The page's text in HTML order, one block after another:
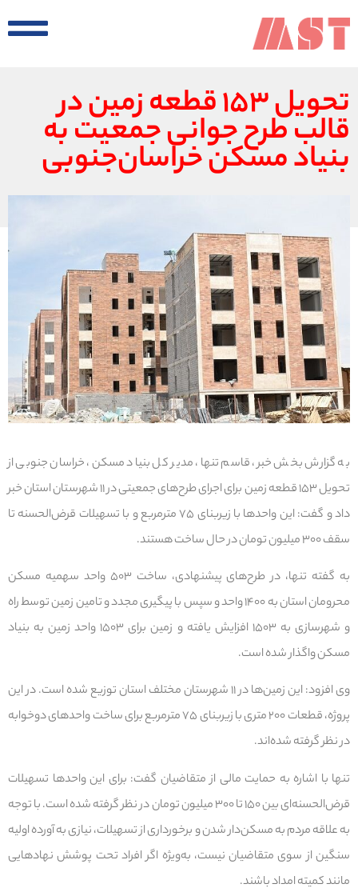
تحویل ۱۵۳ قطعه زمین در
قالب طرح جوانی جمعیت به
بنیاد مسکن خراسان‌جنوبی
به گزارش بخش خبر، قاسم تنها، مدیر کل بنیاد مسکن، خراسان جنوبی از
تحویل ۱۵۳ قطعه زمین برای اجرای طرح‌های جمعیتی در ۱۱ شهرستان استان خبر
داد و گفت: این واحدها با زیربنای ۷۵ مترمربع و با تسهیلات قرض‌الحسنه تا
سقف ۳۰۰ میلیون تومان در حال ساخت هستند.
به گفته تنها، در طرح‌های پیشنهادی، ساخت ۵۰۳ واحد سهمیه مسکن
محرومان استان به ۱۴۰۰ واحد و سپس با پیگیری مجدد و تامین زمین توسط راه
و شهرسازی به ۱۵۰۳ افزایش یافته و زمین برای ۱۵۰۳ واحد زمین به بنیاد
مسکن واگذار شده است.
وی افزود: این زمین‌ها در ۱۱ شهرستان مختلف استان توزیع شده است. در این
پروژه، قطعات ۲۰۰ متری با زیربنای ۷۵ مترمربع برای ساخت واحدهای دوخوابه
در نظر گرفته شده‌اند.
تنها با اشاره به حمایت مالی از متقاضیان گفت: برای این واحدها تسهیلات
قرض‌الحسنه‌ای بین ۱۵۰ تا ۳۰۰ میلیون تومان در نظر گرفته شده است. با توجه
به علاقه مردم به مسکن‌دار شدن و برخورداری از تسهیلات، نیازی به آورده اولیه
سنگین از سوی متقاضیان نیست، به‌ویژه اگر افراد تحت پوشش نهادهایی
مانند کمیته امداد باشند.